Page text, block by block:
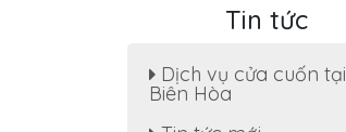
Tin tức
Dịch vụ cửa cuốn tại
Biên Hòa